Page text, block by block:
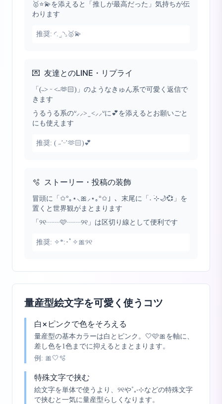
🥇⭐️💫を添えると「推しが最高だった」気持ちが伝
わります
推奨: ◜. ̫.◝꜆🥇💫
💌 友達とのLINE・リプライ
「(˵˃ ᵕ ˂˵🫶🏻)」のようなきゅん系で可愛く返信で
きます
うるうる系のᐡ⸝⸝> ̫ <⸝⸝ᐡに💕を添えるとお願いごと
にも使えます
推奨: ( ˶’ᵕ’🫶🏻)💕
🫧 ストーリー・投稿の装飾
冒頭に「✩°｡⋆⸜🎀⸝⋆｡°✩」、末尾に「˖ ࣪⊹🌙💞」を
置くと世界観がまとまります
「୨୧┈┈🩷┈┈୨୧」は区切り線として便利です
推奨: ✧*:･ﾟ✧🎀୨୧
量産型絵文字を可愛く使うコツ
白×ピンクで色をそろえる
量産型の基本カラーは白とピンク。🤍🩷🎀を軸に、
差し色を1色までに抑えるとまとまります。
例: 🎀🤍🫧
特殊文字で挟む
絵文字を単体で使うより、୨୧や˚₊‧⊹などの特殊文字
で挟むと一気に量産型らしくなります。